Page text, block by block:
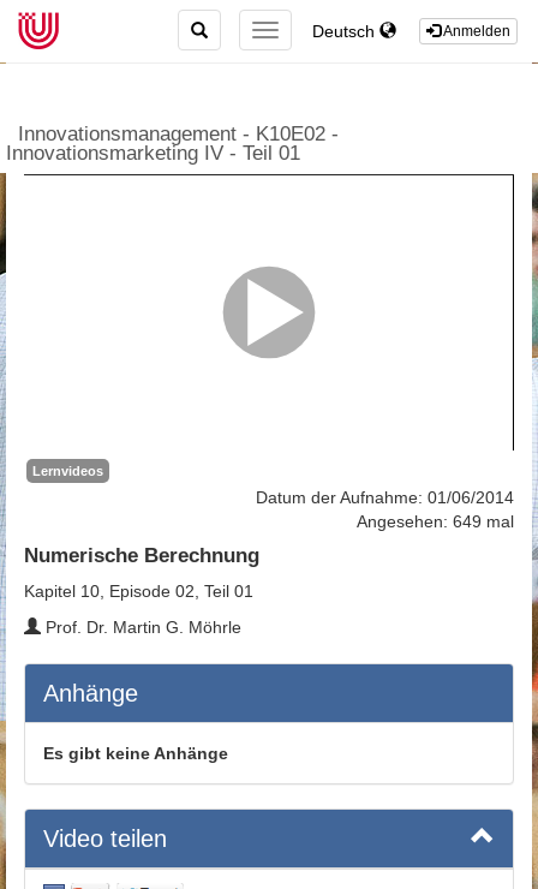
Anmelden
Deutsch
TOGGLE
NAVIGATION
TOGGLE
SEARCH
Innovationsmanagement - K10E02 -
Innovationsmarketing IV - Teil 01
Lernvideos
Datum der Aufnahme: 01/06/2014
Angesehen: 649 mal
Numerische Berechnung
Kapitel 10, Episode 02, Teil 01
Prof. Dr. Martin G. Möhrle
Anhänge
Es gibt keine Anhänge
Video teilen